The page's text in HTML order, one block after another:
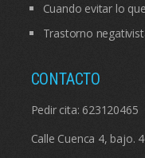
Cuando evitar lo
Trastorno
CONTACTO
Pedir cita: 623120465
Calle Cuenca 4, bajo.